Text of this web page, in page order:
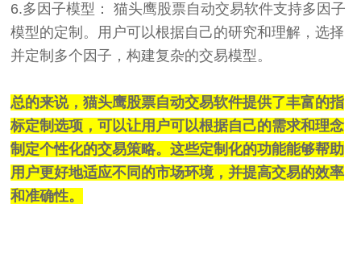
6.多因子模型： 猫头鹰股票自动交易软件支持多因子
模型的定制。用户可以根据自己的研究和理解，选择
并定制多个因子，构建复杂的交易模型。
总的来说，猫头鹰股票自动交易软件提供了丰富的指
标定制选项，可以让用户可以根据自己的需求和理念
制定个性化的交易策略。这些定制化的功能能够帮助
用户更好地适应不同的市场环境，并提高交易的效率
和准确性。